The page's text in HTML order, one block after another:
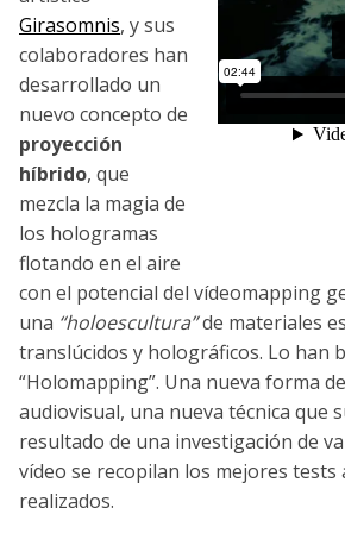
Girasomnis, y sus
colaboradores han
desarrollado un
nuevo concepto de
proyección
híbrido, que
mezcla la magia de
los hologramas
flotando en el aire
con el potencial del vídeomapping
una “holoescultura”de materiales
translúcidos y holográficos. Lo han
“Holomapping”. Una nueva forma
audiovisual, una nueva técnica que
resultado de una investigación de
vídeo se recopilan los mejores tests
realizados.